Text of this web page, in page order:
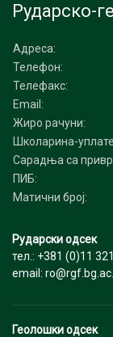
Рударско-
Адреса:
Телефон:
Телефакс:
Email:
Жиро рачуни:
Школарина-
Сарадња са
ПИБ:
Матични број:
Рударски одсек
тел.: +381 (0)11
email:
Геолошки одсек